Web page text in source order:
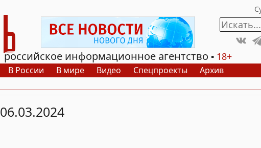
российское информационное агентство
18+
В России В мире Видео Спецпроекты Архив
06.03.2024